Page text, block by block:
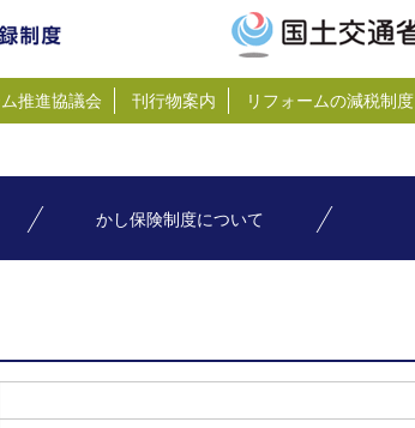
推進協議会 刊行物案内 リフォームの減税制度
かし保険制度について